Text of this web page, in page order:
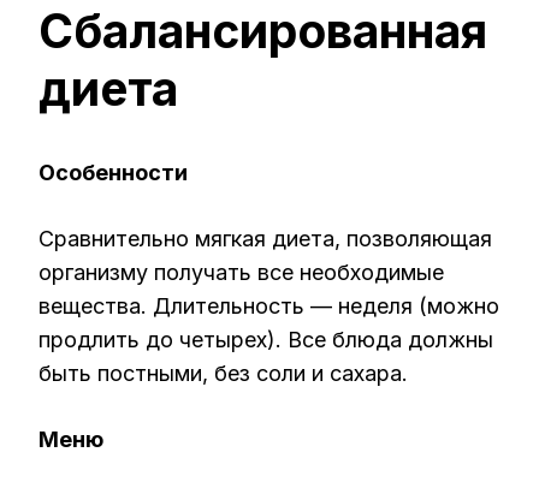
Сбалансированная
диета
Особенности
Сравнительно мягкая диета, позволяющая
организму получать все необходимые
вещества. Длительность — неделя (можно
продлить до четырех). Все блюда должны
быть постными, без соли и сахара.
Меню